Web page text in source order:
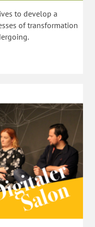
to develop a
of transformation